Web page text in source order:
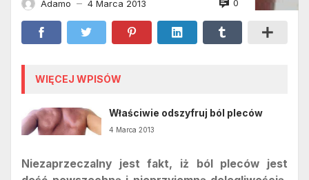
Adamo — 4 Marca 2013 0
WIĘCEJ WPISÓW
Właściwie odszyfruj ból pleców
4 Marca 2013
Niezaprzeczalny jest fakt, iż ból pleców jest